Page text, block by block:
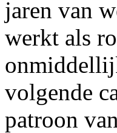
jaren van
werkt als
volgende
patroon